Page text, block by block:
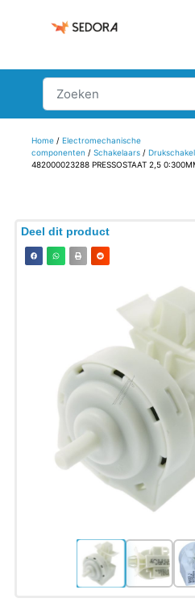
Home/ Electromechanische
componenten / Schakelaars/
482000023288 PRESSOSTAAT 2,5
Deel dit product